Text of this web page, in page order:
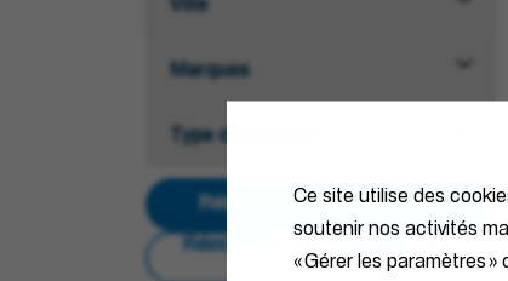
Ce site utilise des
soutenir nos activités
« Gérer les paramètres
Ville
Marques
Type de contrat
Réinitialiser tous les filtres
Réinitialiser les résultats de la
recherche